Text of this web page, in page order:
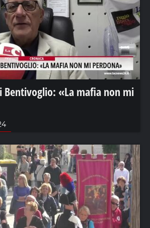
Bentivoglio: «La mafia non mi